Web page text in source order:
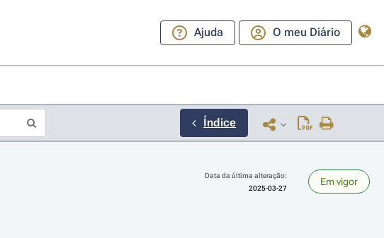
Ajuda O meu Diário
Índice
Data da última alteração:
2025-03-27
Em vigor